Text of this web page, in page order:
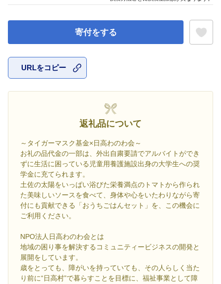
寄付をする
URLをコピー
返礼品について
～タイガーマスク基金×日高わのわ会～
お礼の品代金の一部は、外出自粛要請でアルバイトができ
ずに生活に困っている児童用養護施設出身の大学生への奨
学金に充てられます。
土佐の太陽をいっぱい浴びた栄養満点のトマトから作られ
た美味しいソースを食べて、身体や心をいたわりながら寄
付にも貢献できる「おうちごはんセット」を、この機会に
ご利用ください。
NPO法人日高わのわ会とは
地域の困り事を解決するコミュニティービジネスの開発と
展開をしています。
歳をとっても、障がいを持っていても、その人らしく当た
り前に“日高村”で暮らすことを目標に、福祉事業として障